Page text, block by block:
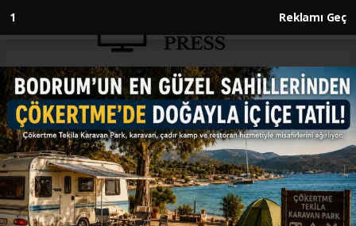
1 Reklamı Geç
Anasayfa İSRAİL-FİLİSTİN
Sumud Filosu saldırıları: İsrail
merkezli şiddetin küresel
boyutu
İSRAİL-FİLİSTİN
19.05.2026 - 10:40, Güncelleme: 19.05.2026 - 10:40